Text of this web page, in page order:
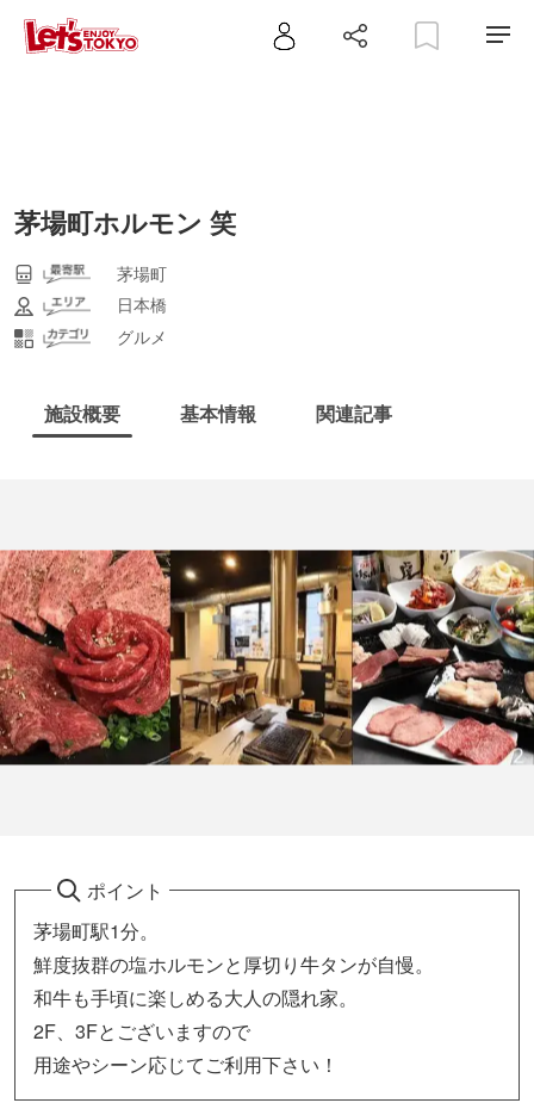
茅場町ホルモン 笑
茅場町
日本橋
グルメ
施設概要 基本情報 関連記事
ポイント
茅場町駅1分。
鮮度抜群の塩ホルモンと厚切り牛タンが自慢。
和牛も手頃に楽しめる大人の隠れ家。
2F、3Fとございますので
用途やシーン応じてご利用下さい！